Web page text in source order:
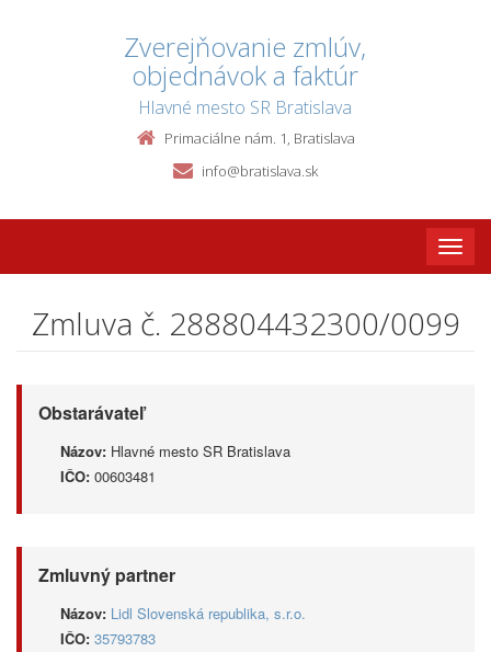
Zverejňovanie zmlúv,
objednávok a faktúr
Hlavné mesto SR Bratislava
Primaciálne nám. 1, Bratislava
info@bratislava.sk
Toggle
Zmluva č. 288804432300/0099
Obstarávateľ
Názov: Hlavné mesto SR Bratislava
IČO: 00603481
Zmluvný partner
Názov: Lidl Slovenská republika, s.r.o.
IČO: 35793783